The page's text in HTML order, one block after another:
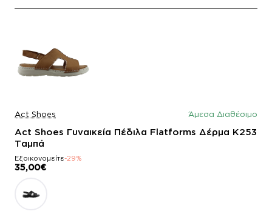
Act Shoes Άμεσα Διαθέσιμο
Act Shoes Γυναικεία Πέδιλα Flatforms Δέρμα K253
Ταμπά
Εξοικονομείτε-29%
35,00€